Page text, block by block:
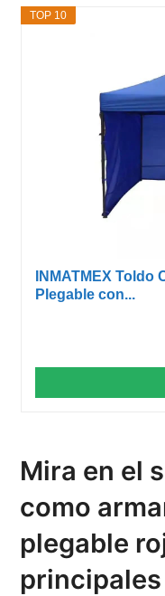
TOP 10
INMATMEX Toldo
Plegable con...
Mira en el
como
plegable